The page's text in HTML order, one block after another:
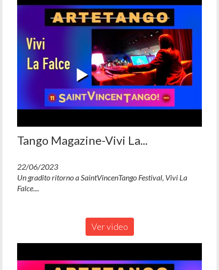
Tango Magazine-Vivi La...
22/06/2023
Un gradito ritorno a SaintVincenTango Festival, Vivi La
Falce....
Ver video